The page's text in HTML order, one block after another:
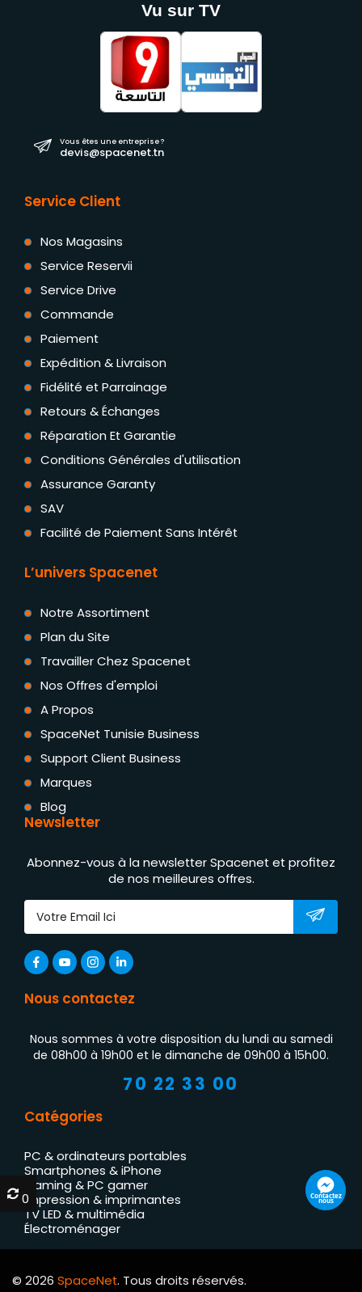
Vu sur TV
Vous êtes une entreprise ?
devis@spacenet.tn
Service Client
Nos Magasins
Service Reservii
Service Drive
Commande
Paiement
Expédition & Livraison
Fidélité et Parrainage
Retours & Échanges
Réparation Et Garantie
Conditions Générales d'utilisation
Assurance Garanty
SAV
Facilité de Paiement Sans Intérêt
L’univers Spacenet
Notre Assortiment
Plan du Site
Travailler Chez Spacenet
Nos Offres d'emploi
A Propos
SpaceNet Tunisie Business
Support Client Business
Marques
Blog
Newsletter
Abonnez-vous à la newsletter Spacenet et profitez
de nos meilleures offres.
Nous contactez
Nous sommes à votre disposition du lundi au samedi
de 08h00 à 19h00 et le dimanche de 09h00 à 15h00.
70 22 33 00
Catégories
PC & ordinateurs portables
Smartphones & iPhone
Gaming & PC gamer
Impression & imprimantes
TV LED & multimédia
Électroménager
© 2026 SpaceNet. Tous droits réservés.
Contactez
nous
0
0